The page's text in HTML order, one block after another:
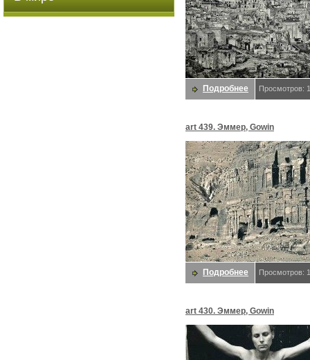
Подробнее Просмотров:
art 439. Эммер, Gowin
Подробнее Просмотров:
art 430. Эммер, Gowin